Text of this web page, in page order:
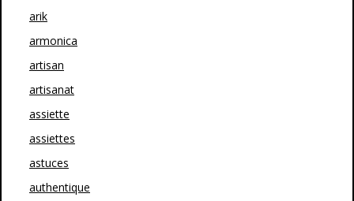
arik
armonica
artisan
artisanat
assiette
assiettes
astuces
authentique